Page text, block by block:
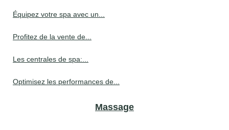
Équipez votre spa avec un...
Profitez de la vente de...
Les centrales de spa:...
Optimisez les performances de...
Massage